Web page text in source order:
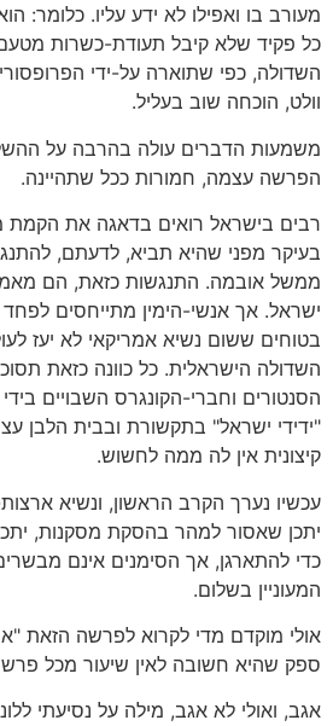
מעורב בו ואפילו לא ידע עליו. כלומר:
כל פקיד שלא קיבל תעודת-כשרות
השדולה, כפי שתוארה על-ידי
וולט, הוכחה שוב בעליל.
משמעות הדברים עולה בהרבה על
הפרשה עצמה, חמורות ככל שתהיינה.
רבים בישראל רואים בדאגה את הקמת
בעיקר מפני שהיא תביא, לדעתם,
ממשל אובמה. התנגשות כזאת, הם
ישראל. אך אנשי-הימין מתייחסים
בטוחים ששום נשיא אמריקאי לא יעז
השדולה הישראלית. כל כוונה כזאת
הסנטורים וחברי-הקונגרס השבויים
"ידידי ישראל" בתקשורת ובבית הלבן
קיצונית אין לה ממה לחשוש.
עכשיו נערך הקרב הראשון, ונשיא
יתכן שאסור למהר בהסקת מסקנות,
כדי להתארגן, אך הסימנים אינם
המעוניין בשלום.
אולי מוקדם מדי לקרוא לפרשה הזאת
ספק שהיא חשובה לאין שיעור מכל
אגב, ואולי לא אגב, מילה על נסיעתי